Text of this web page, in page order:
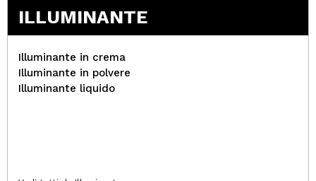
ILLUMINANTE
Illuminante in crema
Illuminante in polvere
Illuminante liquido